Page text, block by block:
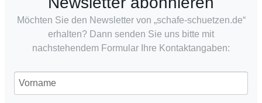
Möchten Sie den Newsletter von „schafe-schuetzen.de“
erhalten? Dann senden Sie uns bitte mit
nachstehendem Formular Ihre Kontaktangaben: